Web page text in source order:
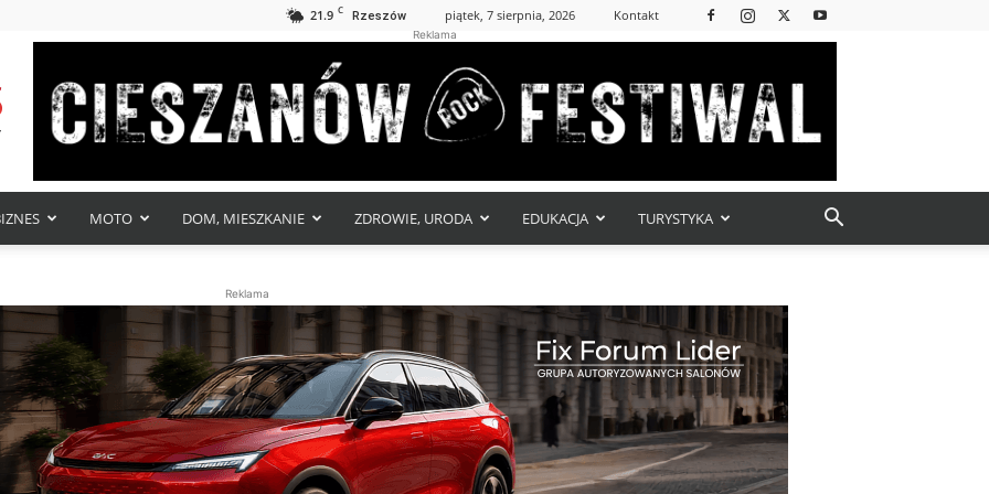
21.9 C Rzeszów piątek, 7 sierpnia, 2026 Kontakt
Reklama
MOTO DOM, MIESZKANIE ZDROWIE, URODA EDUKACJA TURYSTYKA
Reklama